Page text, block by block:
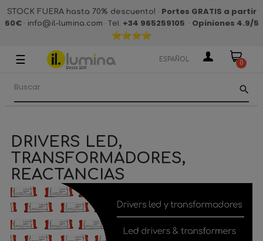
STOCK FUERA hasta 70% descuento! · Portes GRATIS a partir
60€· info@il-lumina.com · Tel. +34 965259105 · Opiniones 4.9/5
Navegación
palanca
☰ ESPAÑOL 0
search
DRIVERS LED,
TRANSFORMADORES,
REACTANCIAS